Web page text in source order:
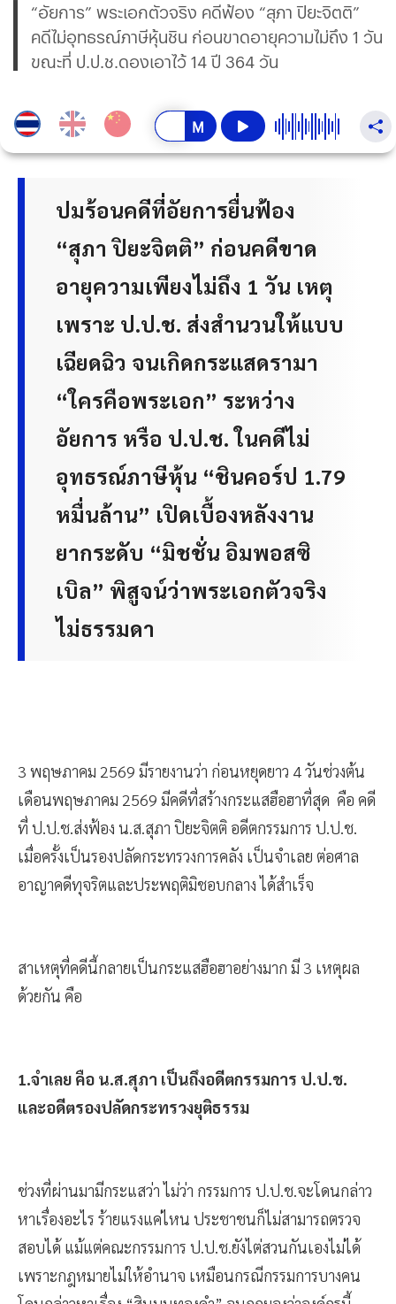
“อัยการ” พระเอกตัวจริง คดีฟ้อง “สุภา ปิยะจิตติ”
คดีไม่อุทธรณ์ภาษีหุ้นชิน ก่อนขาดอายุความไม่ถึง 1 วัน
ขณะที่ ป.ป.ช.ดองเอาไว้ 14 ปี 364 วัน
ปมร้อนคดีที่อัยการยื่นฟ้อง
“สุภา ปิยะจิตติ” ก่อนคดีขาด
อายุความเพียงไม่ถึง 1 วัน เหตุ
เพราะ ป.ป.ช. ส่งสำนวนให้แบบ
เฉียดฉิว จนเกิดกระแสดรามา
“ใครคือพระเอก” ระหว่าง
อัยการ หรือ ป.ป.ช. ในคดีไม่
อุทธรณ์ภาษีหุ้น “ชินคอร์ป 1.79
หมื่นล้าน” เปิดเบื้องหลังงาน
ยากระดับ “มิชชั่น อิมพอสซิ
เบิล” พิสูจน์ว่าพระเอกตัวจริง
ไม่ธรรมดา
3 พฤษภาคม 2569 มีรายงานว่า ก่อนหยุดยาว 4 วันช่วงต้น
เดือนพฤษภาคม 2569 มีคดีที่สร้างกระแสฮือฮาที่สุด คือ คดี
ที่ ป.ป.ช.ส่งฟ้อง น.ส.สุภา ปิยะจิตติ อดีตกรรมการ ป.ป.ช.
เมื่อครั้งเป็นรองปลัดกระทรวงการคลัง เป็นจำเลย ต่อศาล
อาญาคดีทุจริตและประพฤติมิชอบกลาง ได้สำเร็จ
สาเหตุที่คดีนี้กลายเป็นกระแสฮือฮาอย่างมาก มี 3 เหตุผล
ด้วยกัน คือ
1.จำเลย คือ น.ส.สุภา เป็นถึงอดีตกรรมการ ป.ป.ช.
และอดีตรองปลัดกระทรวงยุติธรรม
ช่วงที่ผ่านมามีกระแสว่า ไม่ว่า กรรมการ ป.ป.ช.จะโดนกล่าว
หาเรื่องอะไร ร้ายแรงแค่ไหน ประชาชนก็ไม่สามารถตรวจ
สอบได้ แม้แต่คณะกรรมการ ป.ป.ช.ยังไต่สวนกันเองไม่ได้
เพราะกฎหมายไม่ให้อำนาจ เหมือนกรณีกรรมการบางคน